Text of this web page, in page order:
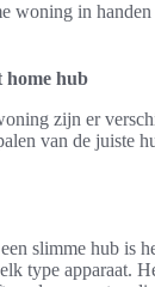
in
home hub
zijn er
van de juiste
slimme hub is
type apparaat.